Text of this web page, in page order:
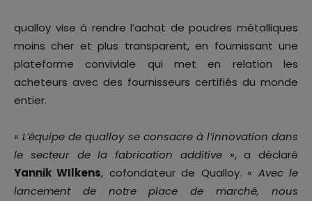
qualloy vise à rendre l’achat de poudres métalliques
moins cher et plus transparent, en fournissant une
plateforme conviviale qui met en relation les
acheteurs avec des fournisseurs certifiés du monde
entier.
«L’équipe de qualloy se consacre à l’innovation dans
le secteur de la fabrication additive», a déclaré
Yannik WIlkens, cofondateur de Qualloy. « Avec le
lancement de notre place de marché, nous